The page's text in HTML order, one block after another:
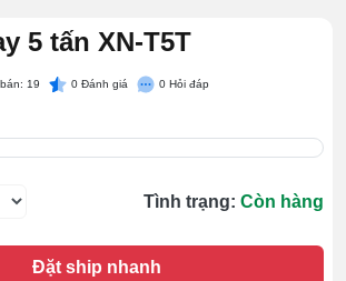
5 tấn XN-T5T
19 0 Đánh giá 0 Hỏi đáp
Tình trạng: Còn hàng
Đặt ship nhanh